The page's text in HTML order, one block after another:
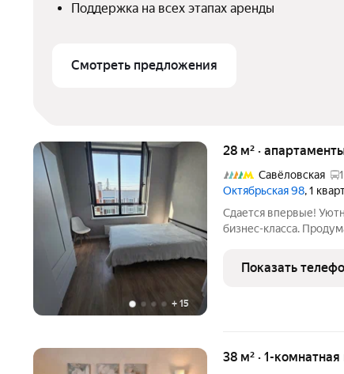
Поддержка на всех этапах аренды
Смотреть предложения
+ 15
28 м² ·
Савёловская
Октябрьская 98, 1
Сдается впервые!
бизнес-класса.
современный ремонт.
домашними
Показать
38 м² · 1-